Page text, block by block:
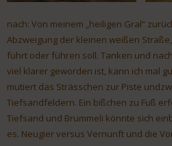
nach: Von meinem „heiligen Gral“
Abzweigung der kleinen weißen
führt oder führen soll. Tanken und
viel klarer geworden ist, kann ich mal
mutiert das Strässchen zur Piste
Tiefsandfeldern. Ein bißchen zu Fuß
Tiefsand und Brummeli könnte sich
es. Neugier versus Vernunft und die